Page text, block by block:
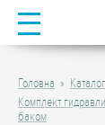
Головна Каталог
Комплект
баком